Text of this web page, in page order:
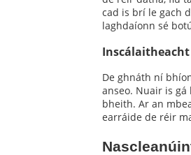
cad is brí le gach
laghdaíonn sé
De ghnáth ní
anseo. Nuair is
bheith. Ar an
earráide de réir